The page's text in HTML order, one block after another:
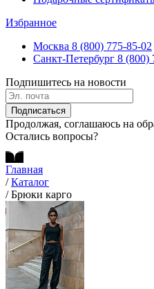
Избранное
Москва 8 (800) 775-85-02
Санкт-Петербург 8 (800)
Подпишитесь на новости
Подписаться
Продолжая, соглашаюсь на
Остались вопросы?
Главная
/ Каталог
/ Брюки карго